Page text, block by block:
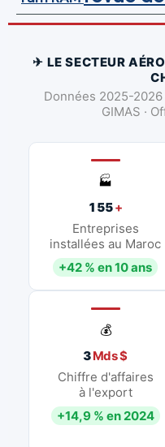
✈ LE SECTEUR
Données 2025-
GIMAS ·
🏭
155+
Entreprises
installées au Maroc
+42 % en 10 ans
💰
3Mds $
Chiffre d'affaires
à l'export
+14,9 % en 2024